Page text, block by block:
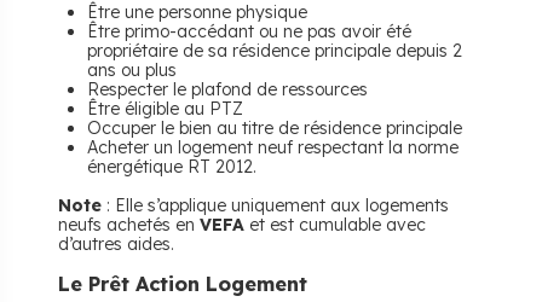
Être une personne physique
Être primo-accédant ou ne pas avoir été
propriétaire de sa résidence principale depuis 2
ans ou plus
Respecter le plafond de ressources
Être éligible au PTZ
Occuper le bien au titre de résidence principale
Acheter un logement neuf respectant la norme
énergétique RT 2012.
Note : Elle s’applique uniquement aux logements
neufs achetés en VEFA et est cumulable avec
d’autres aides.
Le Prêt Action Logement